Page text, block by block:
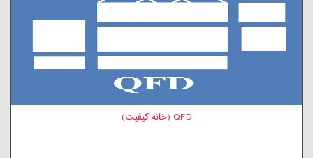
QFD (خانه کیفیت)